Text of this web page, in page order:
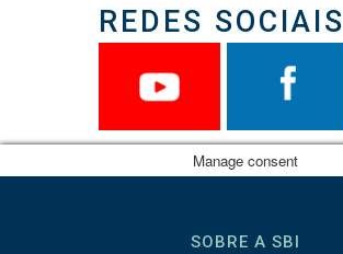
REDES SOCIAIS
SOBRE A SBI
Manage consent